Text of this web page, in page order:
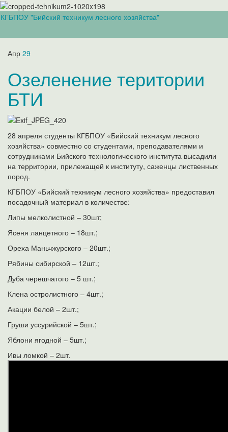
выкл
КГБПОУ "Бийский техникум лесного хозяйства"
Апр 29
Озеленение територии
БТИ
28 апреля студенты КГБПОУ «Бийский техникум лесного
хозяйства» совместно со студентами, преподавателями и
сотрудниками Бийского технологического института высадили
на территории, прилежащей к институту, саженцы лиственных
пород.
КГБПОУ «Бийский техникум лесного хозяйства» предоставил
посадочный материал в количестве:
Липы мелколистной – 30шт;
Ясеня ланцетного – 18шт.;
Ореха Маньчжурского – 20шт.;
Рябины сибирской – 12шт.;
Дуба черешчатого – 5 шт.;
Клена остролистного – 4шт.;
Акации белой – 2шт.;
Груши уссурийской – 5шт.;
Яблони ягодной – 5шт.;
Ивы ломкой – 2шт.